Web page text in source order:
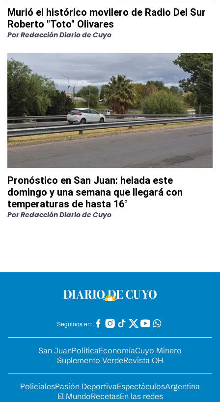
Murió el histórico movilero de Radio Del Sur
Roberto "Toto" Olivares
PorRedacción Diario de Cuyo
Pronóstico en San Juan: helada este
domingo y una semana que llegará con
temperaturas de hasta 16°
PorRedacción Diario de Cuyo
Seguinos en:
San JuanPolíticaEconomíaCuyo Minero
Suplemento VerdeRevista OH
PolicialesPasión DeportivaEspectáculosArgentina
El MundoRecetasEn las redes